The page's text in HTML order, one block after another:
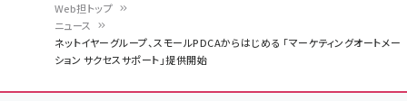
Web担トップ
ニュース
ネットイヤーグループ、スモールPDCAからはじめる 「マーケティングオートメー
ション サクセスサポート」提供開始